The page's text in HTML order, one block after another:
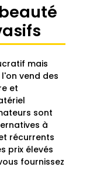
mais
vend des
et
sont
à
récurrents
prix élevés
fournissez